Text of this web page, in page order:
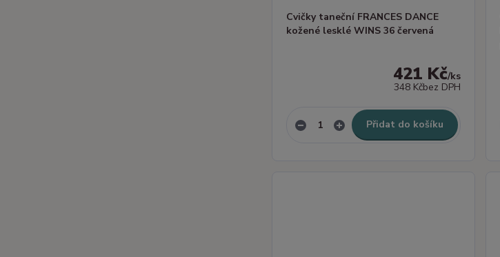
Cvičky taneční FRANCES DANCE
kožené lesklé WINS 36 červená
421 Kč/ks
348 Kčbez DPH
Přidat do košíku